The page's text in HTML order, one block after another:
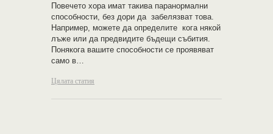
Повечето хора имат такива паранормални
способности, без дори да забелязват това.
Например, можете да определите кога някой
лъже или да предвидите бъдещи събития.
Понякога вашите способности се проявяват
само в…
Цялата статия